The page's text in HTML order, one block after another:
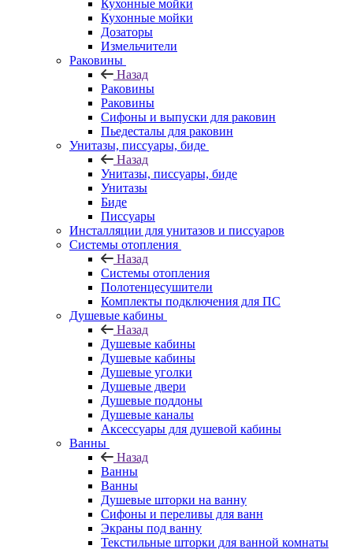
Кухонные мойки
Кухонные мойки
Дозаторы
Измельчители
Раковины
Назад
Раковины
Раковины
Сифоны и выпуски для раковин
Пьедесталы для раковин
Унитазы, писсуары, биде
Назад
Унитазы, писсуары, биде
Унитазы
Биде
Писсуары
Инсталляции для унитазов и писсуаров
Системы отопления
Назад
Системы отопления
Полотенцесушители
Комплекты подключения для ПС
Душевые кабины
Назад
Душевые кабины
Душевые кабины
Душевые уголки
Душевые двери
Душевые поддоны
Душевые каналы
Аксессуары для душевой кабины
Ванны
Назад
Ванны
Ванны
Душевые шторки на ванну
Сифоны и переливы для ванн
Экраны под ванну
Текстильные шторки для ванной комнаты